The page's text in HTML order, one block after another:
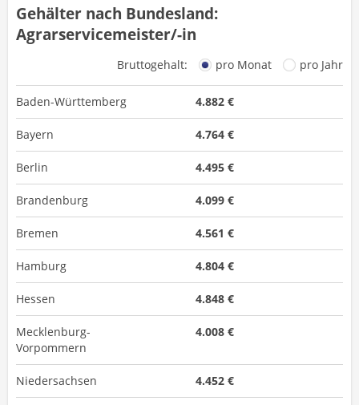
Gehälter nach Bundesland:
Agrarservicemeister/-in
Bruttogehalt: pro Monat pro Jahr
Baden-Württemberg 4.882 €
Bayern 4.764 €
Berlin 4.495 €
Brandenburg 4.099 €
Bremen 4.561 €
Hamburg 4.804 €
Hessen 4.848 €
Mecklenburg-
Vorpommern
4.008 €
Niedersachsen 4.452 €